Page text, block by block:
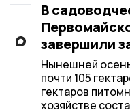
В
завершили
Нынешней
почти 105
гектаров
хозяйстве